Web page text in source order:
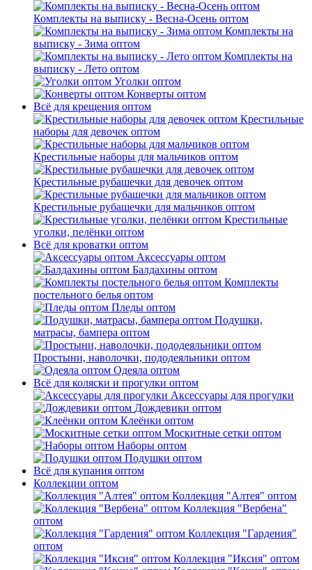
Комплекты на выписку - Весна-Осень оптом
Комплекты на
выписку - Зима оптом
Комплекты на
выписку - Лето оптом
Уголки оптом
Конверты оптом
Всё для крещения оптом
Крестильные
наборы для девочек оптом
Крестильные наборы для мальчиков оптом
Крестильные рубашечки для девочек оптом
Крестильные рубашечки для мальчиков оптом
Крестильные
уголки, пелёнки оптом
Всё для кроватки оптом
Аксессуары оптом
Балдахины оптом
Комплекты
постельного белья оптом
Пледы оптом
Подушки,
матрасы, бампера оптом
Простыни, наволочки, пододеяльники оптом
Одеяла оптом
Всё для коляски и прогулки оптом
Аксессуары для прогулки
Дождевики оптом
Клеёнки оптом
Москитные сетки оптом
Наборы оптом
Подушки оптом
Всё для купания оптом
Коллекции оптом
Коллекция "Алтея" оптом
Коллекция "Вербена"
оптом
Коллекция "Гардения"
оптом
Коллекция "Иксия" оптом